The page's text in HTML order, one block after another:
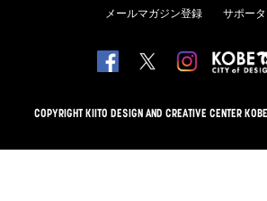
メールマガジン登録 サポー
COPYRIGHT KIITO DESIGN AND CREATIVE CENTER